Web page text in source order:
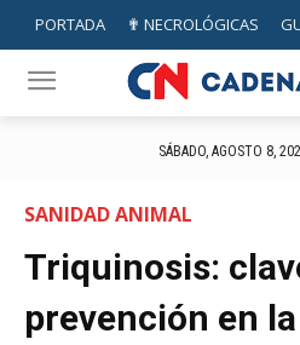
PORTADA ✟ NECROLÓGICAS
SÁBADO, AGOSTO 8,
SANIDAD ANIMAL
Triquinosis:
prevención en